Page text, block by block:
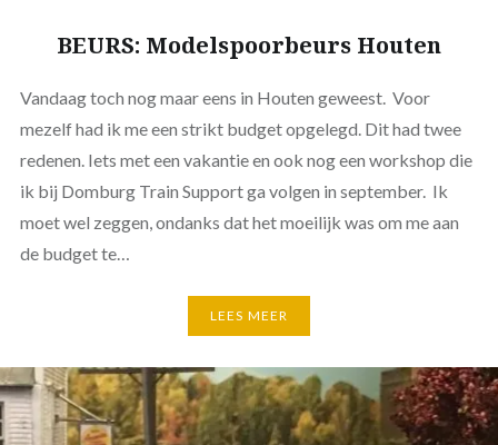
BEURS: Modelspoorbeurs Houten
Vandaag toch nog maar eens in Houten geweest. Voor
mezelf had ik me een strikt budget opgelegd. Dit had twee
redenen. Iets met een vakantie en ook nog een workshop die
ik bij Domburg Train Support ga volgen in september. Ik
moet wel zeggen, ondanks dat het moeilijk was om me aan
de budget te…
LEES MEER